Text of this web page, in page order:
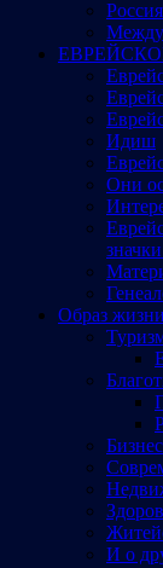
Идиш
Они
Образ жизни
Бизнес
И о